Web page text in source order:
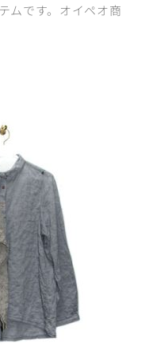
ムです。オイペオ商